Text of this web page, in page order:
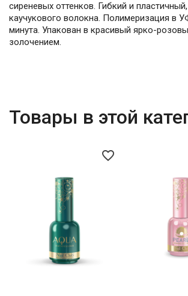
сиреневых оттенков. Гибкий и
каучукового волокна. Полимеризация в
минута. Упакован в красивый ярко-
золочением.
Товары в этой
favorite_border